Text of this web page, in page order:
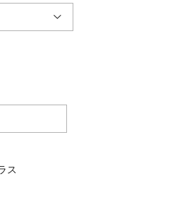
ス